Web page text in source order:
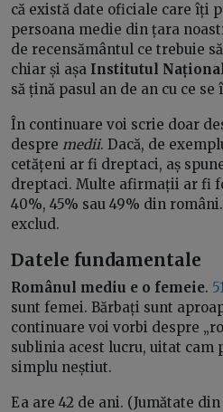
că există date oficiale care îți
persoana medie din țara
de recensământul ce trebuie
chiar și așa Institutul
să țină pasul an de an cu ce se
În continuare voi scrie doar
despre medii. Dacă, de
cetățeni ar fi dreptaci, aș
dreptaci. Multe afirmații ar fi
40%, 45% sau 49% din
exclud.
Datele fundamentale
Românul mediu e o femeie.
sunt femei. Bărbați sunt
continuare voi vorbi despre
sublinia acest lucru, uitat cam
simplu neștiut.
Ea are 42 de ani. (Jumătate